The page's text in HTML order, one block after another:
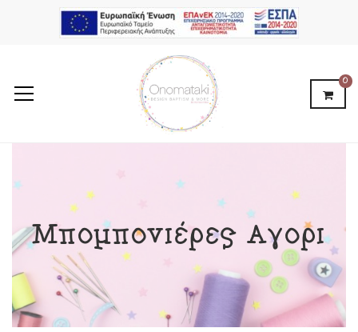
0
Μπομπονιέρες Αγόρι